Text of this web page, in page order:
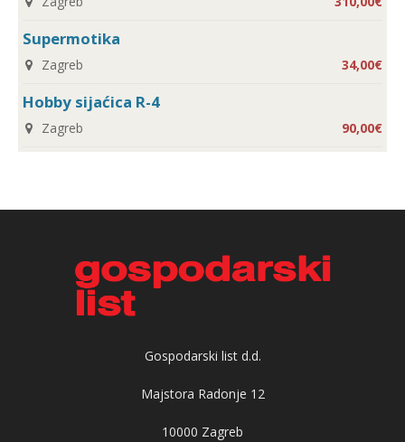
Supermotika
Zagreb 34,00€
Hobby sijaćica R-4
Zagreb 90,00€
Gospodarski list d.d.
Majstora Radonje 12
10000 Zagreb